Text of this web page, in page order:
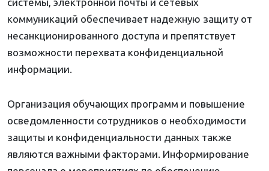
коммуникаций обеспечивает надежную защиту от
несанкционированного доступа и препятствует
возможности перехвата конфиденциальной
информации.
Организация обучающих программ и повышение
осведомленности сотрудников о необходимости
защиты и конфиденциальности данных также
являются важными факторами. Информирование